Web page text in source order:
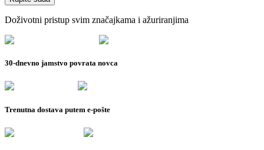
Doživotni pristup svim značajkama i ažuriranjima
30-dnevno jamstvo povrata novca
Trenutna dostava putem e-pošte